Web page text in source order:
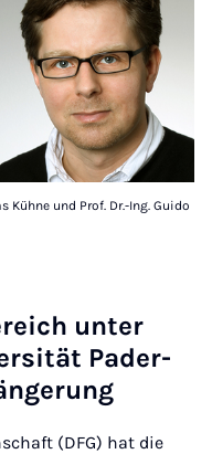
Kühne und Prof. Dr.-Ing. Guido
unter
Pader­
(DFG) hat die